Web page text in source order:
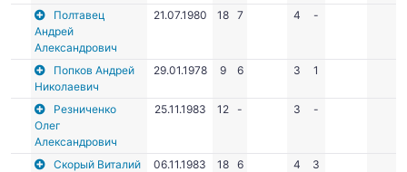
Полтавец
Андрей
Александрович
21.07.1980 18 7 4 -
Попков Андрей
Николаевич
29.01.1978 9 6 3 1
Резниченко
Олег
Александрович
25.11.1983 12 - 3 -
Скорый Виталий
06.11.1983 18 6 4 3